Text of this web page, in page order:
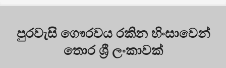
පුරවැසි ගෞරවය රකින හිංසාවෙන්
තොර ශ්‍රී ලංකාවක්